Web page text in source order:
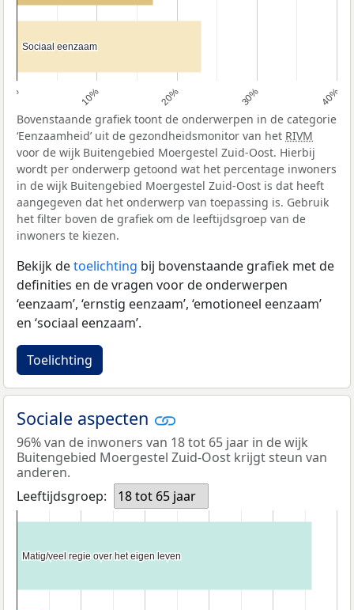
0% 10% 20% 30% 40%
Sociaal eenzaam
Sociaal eenzaam
Bovenstaande grafiek toont de onderwerpen in de categorie
‘Eenzaamheid’ uit de gezondheidsmonitor van het RIVM
voor de wijk Buitengebied Moergestel Zuid-Oost. Hierbij
wordt per onderwerp getoond wat het percentage inwoners
in de wijk Buitengebied Moergestel Zuid-Oost is dat heeft
aangegeven dat het onderwerp van toepassing is. Gebruik
het filter boven de grafiek om de leeftijdsgroep van de
inwoners te kiezen.
Bekijk detoelichting bij bovenstaande grafiek met de
definities en de vragen voor de onderwerpen
‘eenzaam’, ‘ernstig eenzaam’, ‘emotioneel eenzaam’
en ‘sociaal eenzaam’.
Toelichting
Sociale aspecten
96% van de inwoners van 18 tot 65 jaar in de wijk
Buitengebied Moergestel Zuid-Oost krijgt steun van
anderen.
Leeftijdsgroep:
18 tot 65 jaar
Matig/veel regie over het eigen leven
Matig/veel regie over het eigen leven